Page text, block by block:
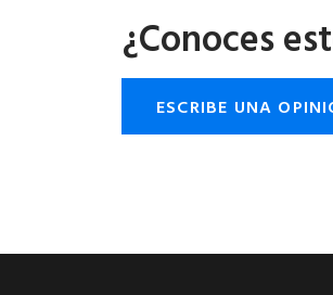
¿Conoces
ESCRIBE UNA